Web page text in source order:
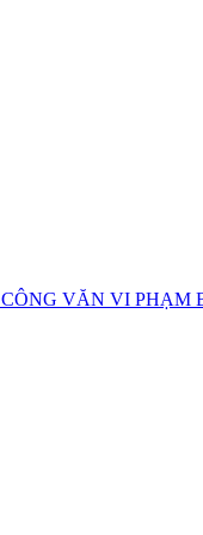
CÔNG VĂN VI PHẠM